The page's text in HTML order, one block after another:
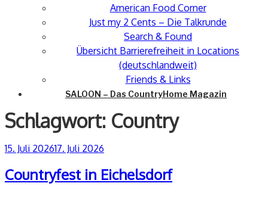
American Food Corner
Just my 2 Cents – Die Talkrunde
Search & Found
Übersicht Barrierefreiheit in Locations
(deutschlandweit)
Friends & Links
SALOON – Das CountryHome Magazin
Schlagwort: Country
Veröffentlicht
15. Juli 202617. Juli 2026
Countryfest in Eichelsdorf